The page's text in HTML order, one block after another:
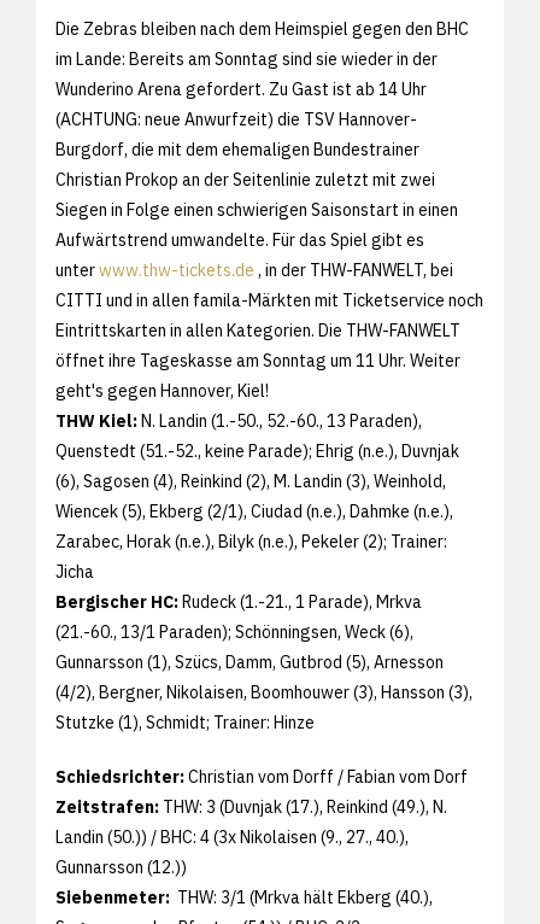
Die Zebras bleiben nach dem Heimspiel gegen den BHC
im Lande: Bereits am Sonntag sind sie wieder in der
Wunderino Arena gefordert. Zu Gast ist ab 14 Uhr
(ACHTUNG: neue Anwurfzeit) die TSV Hannover-
Burgdorf, die mit dem ehemaligen Bundestrainer
Christian Prokop an der Seitenlinie zuletzt mit zwei
Siegen in Folge einen schwierigen Saisonstart in einen
Aufwärtstrend umwandelte. Für das Spiel gibt es
unterwww.thw-tickets.de , in der THW-FANWELT, bei
CITTI und in allen famila-Märkten mit Ticketservice noch
Eintrittskarten in allen Kategorien. Die THW-FANWELT
öffnet ihre Tageskasse am Sonntag um 11 Uhr. Weiter
geht's gegen Hannover, Kiel!
THW Kiel:N. Landin (1.-50., 52.-60., 13 Paraden),
Quenstedt (51.-52., keine Parade); Ehrig (n.e.), Duvnjak
(6), Sagosen (4), Reinkind (2), M. Landin (3), Weinhold,
Wiencek (5), Ekberg (2/1), Ciudad (n.e.), Dahmke (n.e.),
Zarabec, Horak (n.e.), Bilyk (n.e.), Pekeler (2); Trainer:
Jicha
Bergischer HC:Rudeck (1.-21., 1 Parade), Mrkva
(21.-60., 13/1 Paraden); Schönningsen, Weck (6),
Gunnarsson (1), Szücs, Damm, Gutbrod (5), Arnesson
(4/2), Bergner, Nikolaisen, Boomhouwer (3), Hansson (3),
Stutzke (1), Schmidt; Trainer: Hinze
Schiedsrichter:Christian vom Dorff / Fabian vom Dorf
Zeitstrafen: THW: 3 (Duvnjak (17.), Reinkind (49.), N.
Landin (50.)) / BHC: 4 (3x Nikolaisen (9., 27., 40.),
Gunnarsson (12.))
Siebenmeter: THW: 3/1 (Mrkva hält Ekberg (40.),